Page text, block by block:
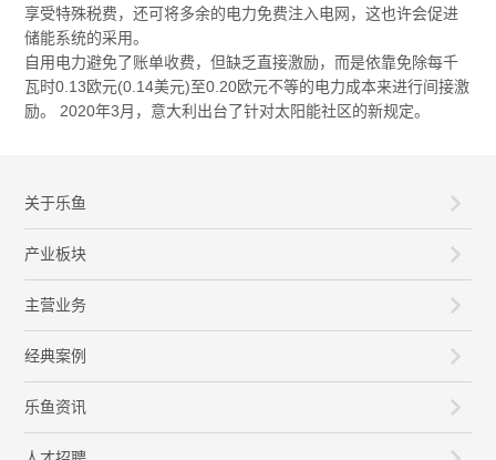
享受特殊税费，还可将多余的电力免费注入电网，这也许会促进
储能系统的采用。
自用电力避免了账单收费，但缺乏直接激励，而是依靠免除每千
瓦时0.13欧元(0.14美元)至0.20欧元不等的电力成本来进行间接激
励。 2020年3月，意大利出台了针对太阳能社区的新规定。
关于乐鱼
产业板块
主营业务
经典案例
乐鱼资讯